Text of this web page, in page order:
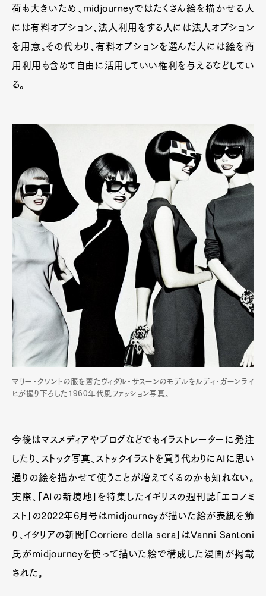
荷も大きいため、midjourneyではたくさん絵を描かせる人
には有料オプション、法人利用をする人には法人オプション
を用意。その代わり、有料オプションを選んだ人には絵を商
用利用も含めて自由に活用していい権利を与えるなどしてい
る。
マリー・クワントの服を着たヴィダル・サスーンのモデルをルディ・ガーンライ
ヒが撮り下ろした1960年代風ファッション写真。
今後はマスメディアやブログなどでもイラストレーターに発注
したり、ストック写真、ストックイラストを買う代わりにAIに思い
通りの絵を描かせて使うことが増えてくるのかも知れない。
実際、「AIの新境地」を特集したイギリスの週刊誌「エコノミ
スト」の2022年6月号はmidjourneyが描いた絵が表紙を飾
り、イタリアの新聞「Corriere della sera」はVanni Santoni
氏がmidjourneyを使って描いた絵で構成した漫画が掲載
された。